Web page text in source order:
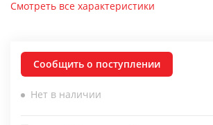
Смотреть все характеристики
Сообщить о поступлении
Нет в наличии